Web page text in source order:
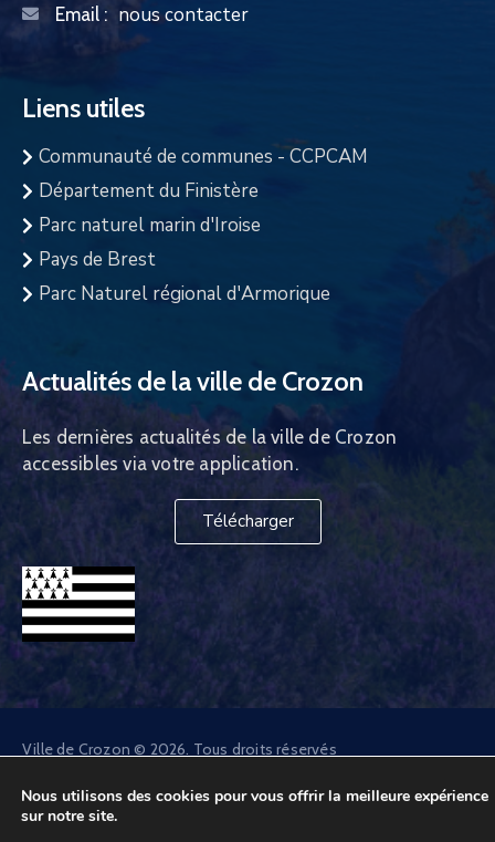
Email : nous contacter
Liens utiles
Communauté de communes - CCPCAM
Département du Finistère
Parc naturel marin d'Iroise
Pays de Brest
Parc Naturel régional d'Armorique
Actualités de la ville de Crozon
Les dernières actualités de la ville de Crozon
accessibles via votre application.
Télécharger
Ville de Crozon © 2026. Tous droits réservés
Site internet réalisé parWebdesign29, agence web à Brest
Nous utilisons des cookies pour vous offrir la meilleure expérience
sur notre site.